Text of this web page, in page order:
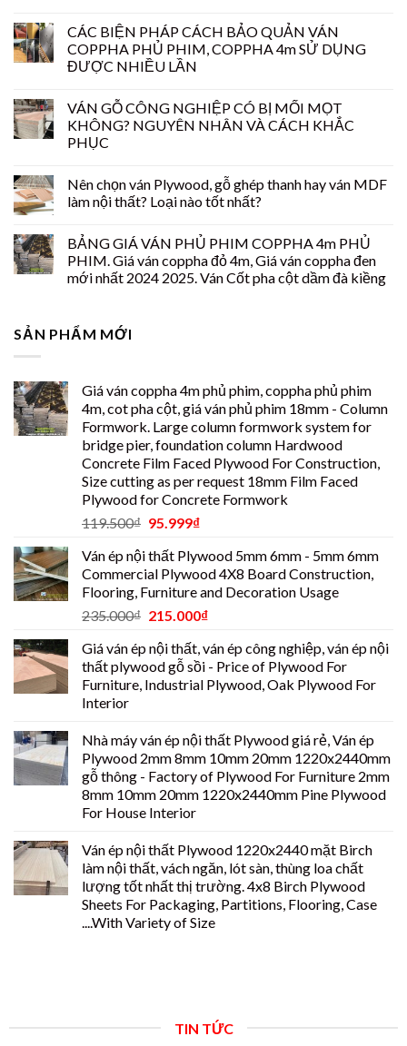
CÁC BIỆN PHÁP CÁCH BẢO QUẢN VÁN
COPPHA PHỦ PHIM, COPPHA 4m SỬ DỤNG
ĐƯỢC NHIỀU LẦN
VÁN GỖ CÔNG NGHIỆP CÓ BỊ MỐI MỌT
KHÔNG? NGUYÊN NHÂN VÀ CÁCH KHẮC
PHỤC
Nên chọn ván Plywood, gỗ ghép thanh hay ván MDF
làm nội thất? Loại nào tốt nhất?
BẢNG GIÁ VÁN PHỦ PHIM COPPHA 4m PHỦ
PHIM. Giá ván coppha đỏ 4m, Giá ván coppha đen
mới nhất 2024 2025. Ván Cốt pha cột dầm đà kiềng
SẢN PHẨM MỚI
Giá ván coppha 4m phủ phim, coppha phủ phim
4m, cot pha cột, giá ván phủ phim 18mm - Column
Formwork. Large column formwork system for
bridge pier, foundation column Hardwood
Concrete Film Faced Plywood For Construction,
Size cutting as per request 18mm Film Faced
Plywood for Concrete Formwork
119.500₫ 95.999₫
Ván ép nội thất Plywood 5mm 6mm - 5mm 6mm
Commercial Plywood 4X8 Board Construction,
Flooring, Furniture and Decoration Usage
235.000₫ 215.000₫
Giá ván ép nội thất, ván ép công nghiệp, ván ép nội
thất plywood gỗ sồi - Price of Plywood For
Furniture, Industrial Plywood, Oak Plywood For
Interior
Nhà máy ván ép nội thất Plywood giá rẻ, Ván ép
Plywood 2mm 8mm 10mm 20mm 1220x2440mm
gỗ thông - Factory of Plywood For Furniture 2mm
8mm 10mm 20mm 1220x2440mm Pine Plywood
For House Interior
Ván ép nội thất Plywood 1220x2440 mặt Birch
làm nội thất, vách ngăn, lót sàn, thùng loa chất
lượng tốt nhất thị trường. 4x8 Birch Plywood
Sheets For Packaging, Partitions, Flooring, Case
....With Variety of Size
TIN TỨC